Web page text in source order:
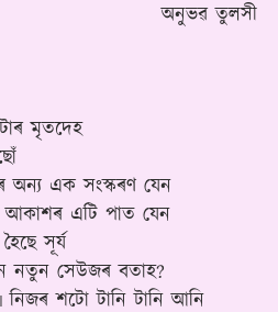
অনুভৱ তুলসী
মৃতদেহ
এক সংস্কৰণ যেন
এটি পাত যেন
সূৰ্য
নতুন সেউজৰ বতাহ?
শটো টানি টানি আনি